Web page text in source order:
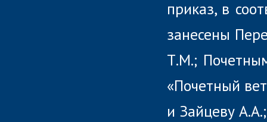
приказ, в
занесены
Т.М.;
«Почетный
и Зайцеву